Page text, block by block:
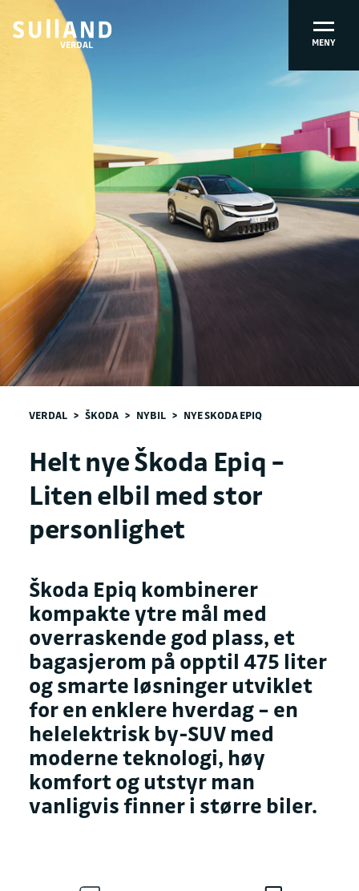
VERDAL MENY
VERDAL > ŠKODA > NYBIL > NYE SKODA EPIQ
Helt nye Škoda Epiq –
Liten elbil med stor
personlighet
Škoda Epiq kombinerer
kompakte ytre mål med
overraskende god plass, et
bagasjerom på opptil 475 liter
og smarte løsninger utviklet
for en enklere hverdag – en
helelektrisk by-SUV med
moderne teknologi, høy
komfort og utstyr man
vanligvis finner i større biler.